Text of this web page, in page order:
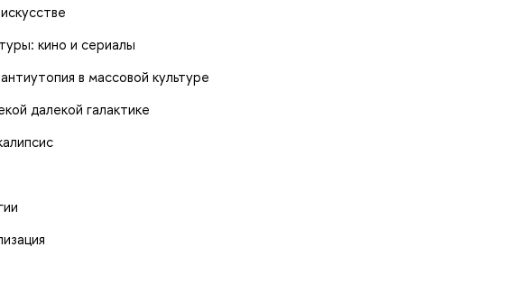
кино и сериалы
в массовой культуре
далекой галактике